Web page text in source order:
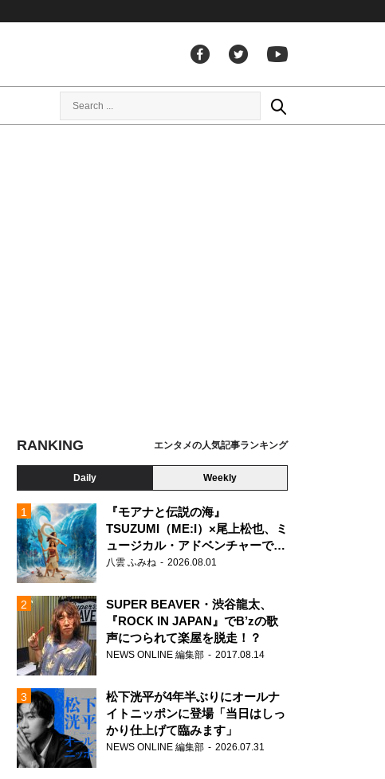
RANKING エンタメの人気記事ランキング
Daily Weekly
『モアナと伝説の海』
TSUZUMI（ME:I）×尾上松也、ミ
ュージカル・アドベンチャーで美
声を響かせる
八雲 ふみね 2026.08.01
SUPER BEAVER・渋谷龍太、
『ROCK IN JAPAN』でB’zの歌
声につられて楽屋を脱走！？
NEWS ONLINE 編集部 2017.08.14
松下洸平が4年半ぶりにオールナ
イトニッポンに登場「当日はしっ
かり仕上げて臨みます」
NEWS ONLINE 編集部 2026.07.31